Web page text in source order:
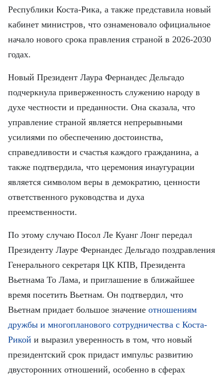
Республики Коста-Рика, а также представила новый
кабинет министров, что ознаменовало официальное
начало нового срока правления страной в 2026-2030
годах.
Новый Президент Лаура Фернандес Дельгадо
подчеркнула приверженность служению народу в
духе честности и преданности. Она сказала, что
управление страной является непрерывными
усилиями по обеспечению достоинства,
справедливости и счастья каждого гражданина, а
также подтвердила, что церемония инаугурации
является символом веры в демократию, ценности
ответственного руководства и духа
преемственности.
По этому случаю Посол Ле Куанг Лонг передал
Президенту Лауре Фернандес Дельгадо поздравления
Генерального секретаря ЦК КПВ, Президента
Вьетнама То Лама, и приглашение в ближайшее
время посетить Вьетнам. Он подтвердил, что
Вьетнам придает большое значение отношениям
дружбы и многопланового сотрудничества с Коста-
Рикой и выразил уверенность в том, что новый
президентский срок придаст импульс развитию
двусторонних отношений, особенно в сферах